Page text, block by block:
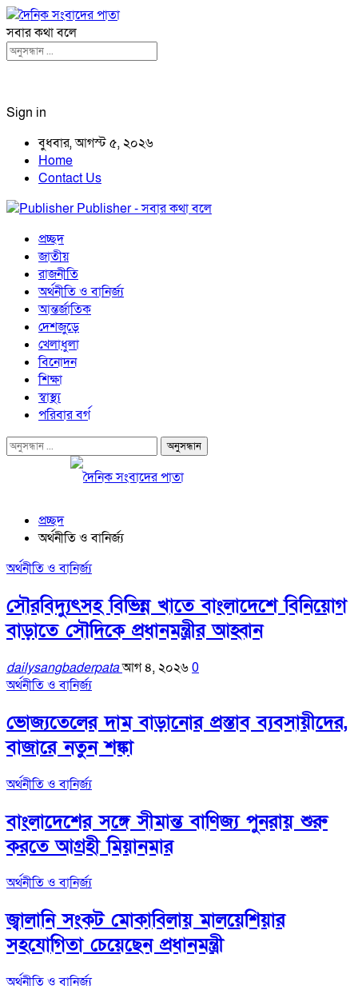
সবার কথা বলে
Sign in
বুধবার, আগস্ট ৫, ২০২৬
Home
Contact Us
Publisher - সবার কথা বলে
প্রচ্ছদ
জাতীয়
রাজনীতি
অর্থনীতি ও বানির্জ্য
আন্তর্জাতিক
দেশজুড়ে
খেলাধুলা
বিনোদন
শিক্ষা
স্বাস্থ্য
পরিবার বর্গ
প্রচ্ছদ
অর্থনীতি ও বানির্জ্য
অর্থনীতি ও বানির্জ্য
সৌরবিদ্যুৎসহ বিভিন্ন খাতে বাংলাদেশে বিনিয়োগ
বাড়াতে সৌদিকে প্রধানমন্ত্রীর আহ্বান
dailysangbaderpataআগ ৪, ২০২৬0
অর্থনীতি ও বানির্জ্য
ভোজ্যতেলের দাম বাড়ানোর প্রস্তাব ব্যবসায়ীদের,
বাজারে নতুন শঙ্কা
অর্থনীতি ও বানির্জ্য
বাংলাদেশের সঙ্গে সীমান্ত বাণিজ্য পুনরায় শুরু
করতে আগ্রহী মিয়ানমার
অর্থনীতি ও বানির্জ্য
জ্বালানি সংকট মোকাবিলায় মালয়েশিয়ার
সহযোগিতা চেয়েছেন প্রধানমন্ত্রী
অর্থনীতি ও বানির্জ্য